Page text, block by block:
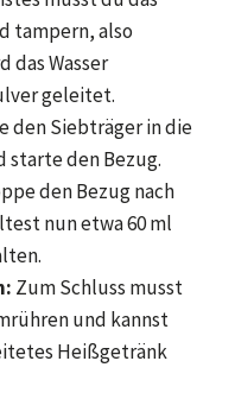
tampern, also
das Wasser
geleitet.
den Siebträger in die
starte den Bezug.
den Bezug nach
nun etwa 60 ml
Zum Schluss musst
und kannst
Heißgetränk